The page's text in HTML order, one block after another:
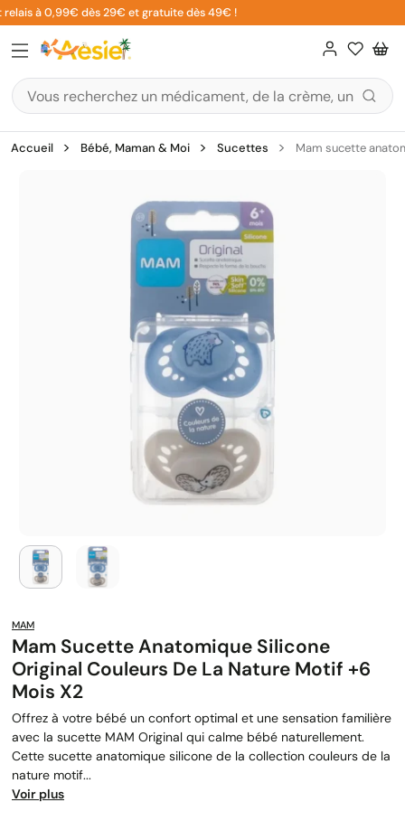
Aller
au
contenu
à 0,99€ dès 29€ et gratuite dès 49€ !
Accueil Bébé, Maman & Moi Sucettes Mam sucette
MAM
Mam Sucette Anatomique Silicone
Original Couleurs De La Nature Motif +6
Mois X2
Offrez à votre bébé un confort optimal et une sensation familière
avec la sucette MAM Original qui calme bébé naturellement.
Cette sucette anatomique silicone de la collection couleurs de la
nature motif...
Voir plus